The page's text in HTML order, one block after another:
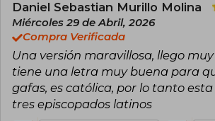
Daniel Sebastian Murillo Molina
Miércoles 29 de Abril, 2026
Compra Verificada
Una versión maravillosa, llego
tiene una letra muy buena para
gafas, es católica, por lo tanto
tres episcopados latinos